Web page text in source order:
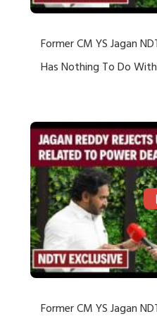
Former CM YS Jagan
Has Nothing To Do
Former CM YS Jagan